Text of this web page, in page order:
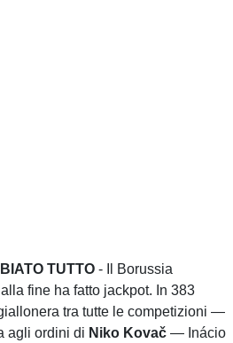
TUTTO - Il Borussia
fine ha fatto jackpot. In 383
tra tutte le competizioni —
agli ordini di Niko Kovač — Inácio